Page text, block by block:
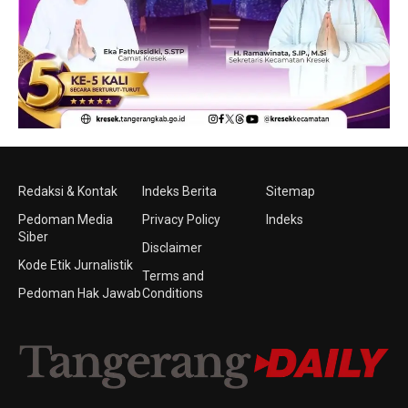
Redaksi & Kontak
Pedoman Media
Siber
Kode Etik Jurnalistik
Pedoman Hak Jawab
Indeks Berita
Privacy Policy
Disclaimer
Terms and
Conditions
Sitemap
Indeks